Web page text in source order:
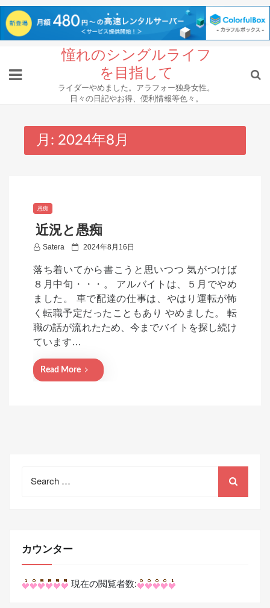
content
憧れのシングルライフ
を目指して
ライダーやめました。アラフォー独身女性。
日々の日記やお得、便利情報等色々。
月: 2024年8月
愚痴
近況と愚痴
Satera
P
s
e
d
o
n
2024年8月16日
落ち着いてから書こうと思いつつ 気がつけば
８月中旬・・・。 アルバイトは、５月でやめ
ました。 車で配達の仕事は、やはり運転が怖
く転職予定だったこともあり やめました。 転
職の話が流れたため、今までバイトを探し続け
ています…
Read More
for:
カウンター
現在の閲覧者数: